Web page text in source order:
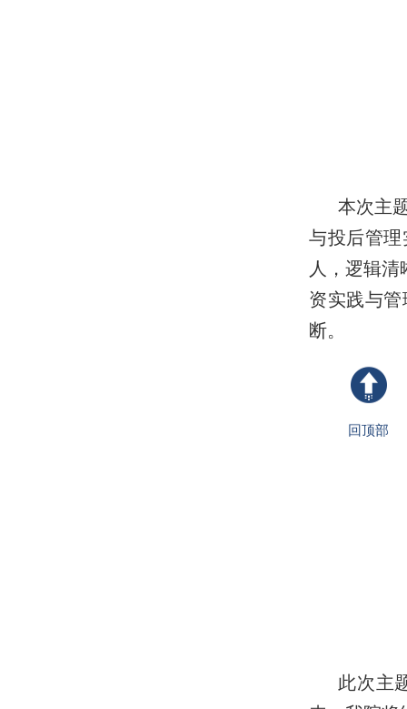
本次主
与投后管
人，逻辑
资实践与
断。
此次主
回顶部